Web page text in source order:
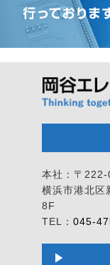
本社：〒222-
横浜市港北
8F
TEL： 045-